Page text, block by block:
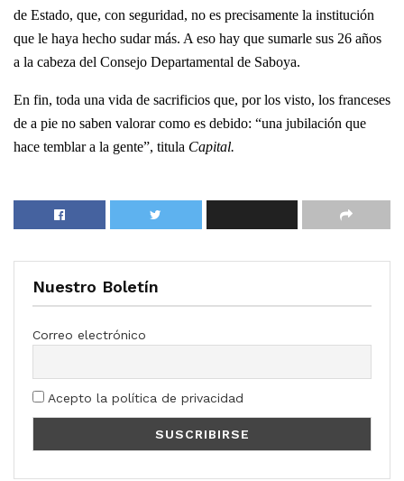
de Estado, que, con seguridad, no es precisamente la institución
que le haya hecho sudar más. A eso hay que sumarle sus 26 años
a la cabeza del Consejo Departamental de Saboya.
En fin, toda una vida de sacrificios que, por los visto, los franceses
de a pie no saben valorarcomo es debido: “una jubilación que
hace temblar a la gente”, titula Capital.
Nuestro Boletín
Correo electrónico
Acepto la política de privacidad